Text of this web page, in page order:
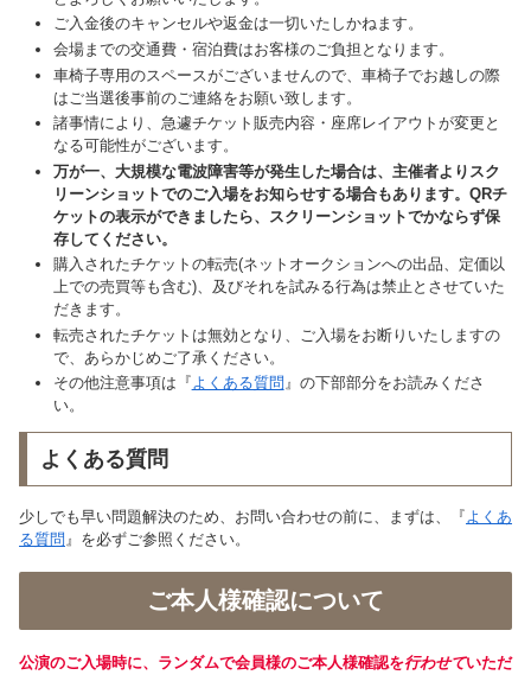
ご入金後のキャンセルや返金は一切いたしかねます。
会場までの交通費・宿泊費はお客様のご負担となります。
車椅子専用のスペースがございませんので、車椅子でお越しの際
はご当選後事前のご連絡をお願い致します。
諸事情により、急遽チケット販売内容・座席レイアウトが変更と
なる可能性がございます。
万が一、大規模な電波障害等が発生した場合は、主催者よりスク
リーンショットでのご入場をお知らせする場合もあります。QRチ
ケットの表示ができましたら、スクリーンショットでかならず保
存してください。
購入されたチケットの転売(ネットオークションへの出品、定価以
上での売買等も含む)、及びそれを試みる行為は禁止とさせていた
だきます。
転売されたチケットは無効となり、ご入場をお断りいたしますの
で、あらかじめご了承ください。
その他注意事項は『よくある質問』の下部部分をお読みくださ
い。
よくある質問
少しでも早い問題解決のため、お問い合わせの前に、まずは、『よくあ
る質問』を必ずご参照ください。
ご本人様確認について
公演のご入場時に、ランダムで会員様のご本人様確認を行わせていただ